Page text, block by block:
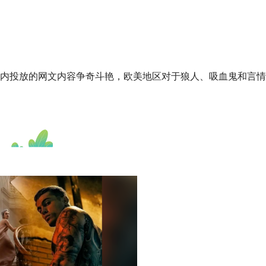
放的网文内容争奇斗艳，欧美地区对于狼人、吸血鬼和言